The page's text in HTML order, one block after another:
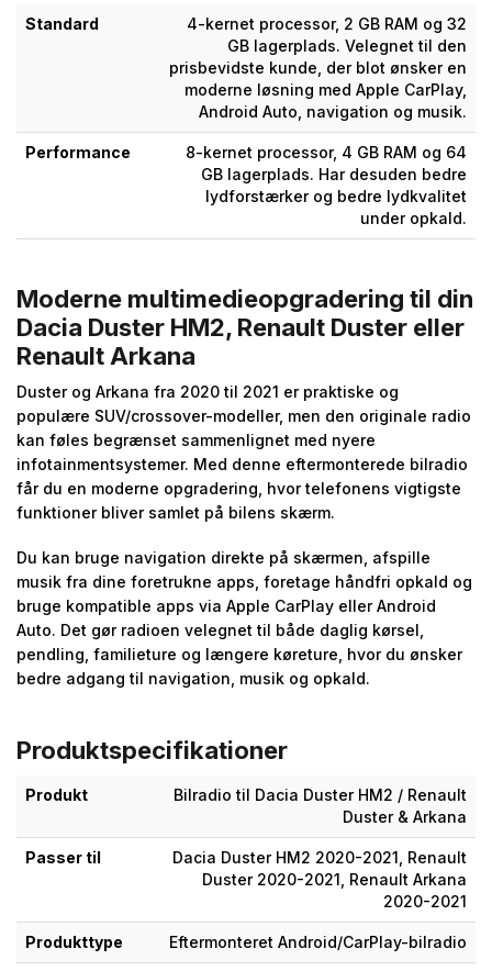
Standard
4-kernet processor, 2 GB RAM og 32
GB lagerplads. Velegnet til den
prisbevidste kunde, der blot ønsker en
moderne løsning med Apple CarPlay,
Android Auto, navigation og musik.
Performance
8-kernet processor, 4 GB RAM og 64
GB lagerplads. Har desuden bedre
lydforstærker og bedre lydkvalitet
under opkald.
Moderne multimedieopgradering til din
Dacia Duster HM2, Renault Duster eller
Renault Arkana
Duster og Arkana fra 2020 til 2021 er praktiske og
populære SUV/crossover-modeller, men den originale radio
kan føles begrænset sammenlignet med nyere
infotainmentsystemer. Med denne eftermonterede bilradio
får du en moderne opgradering, hvor telefonens vigtigste
funktioner bliver samlet på bilens skærm.
Du kan bruge navigation direkte på skærmen, afspille
musik fra dine foretrukne apps, foretage håndfri opkald og
bruge kompatible apps via Apple CarPlay eller Android
Auto. Det gør radioen velegnet til både daglig kørsel,
pendling, familieture og længere køreture, hvor du ønsker
bedre adgang til navigation, musik og opkald.
Produktspecifikationer
Produkt
Bilradio til Dacia Duster HM2 / Renault
Duster & Arkana
Passer til
Dacia Duster HM2 2020-2021, Renault
Duster 2020-2021, Renault Arkana
2020-2021
Produkttype Eftermonteret Android/CarPlay-bilradio